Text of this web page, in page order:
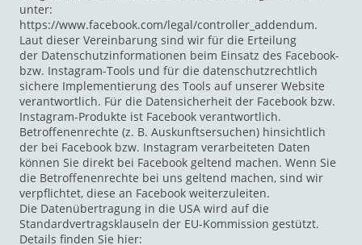
unter:
https://www.facebook.com/legal/controller_addendum.
Laut dieser Vereinbarung sind wir für die Erteilung
der Datenschutzinformationen beim Einsatz des Facebook-
bzw. Instagram-Tools und für die datenschutzrechtlich
sichere Implementierung des Tools auf unserer Website
verantwortlich. Für die Datensicherheit der Facebook bzw.
Instagram-Produkte ist Facebook verantwortlich.
Betroffenenrechte (z. B. Auskunftsersuchen) hinsichtlich
der bei Facebook bzw. Instagram verarbeiteten Daten
können Sie direkt bei Facebook geltend machen. Wenn Sie
die Betroffenenrechte bei uns geltend machen, sind wir
verpflichtet, diese an Facebook weiterzuleiten.
Die Datenübertragung in die USA wird auf die
Standardvertragsklauseln der EU-Kommission gestützt.
Details finden Sie hier: